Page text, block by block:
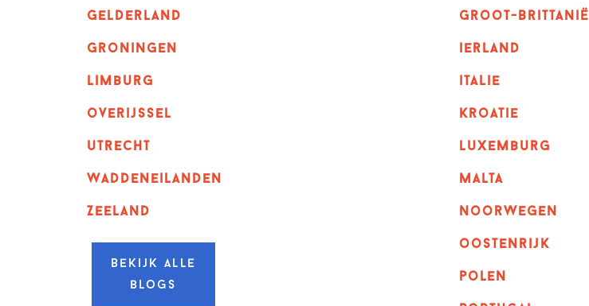
Gelderland
Groningen
Limburg
overijssel
utrecht
Waddeneilanden
Zeeland
Bekijk alle
blogs
Groot-Brittanië
ierland
italie
kroatie
luxemburg
malta
noorwegen
oostenrijk
polen